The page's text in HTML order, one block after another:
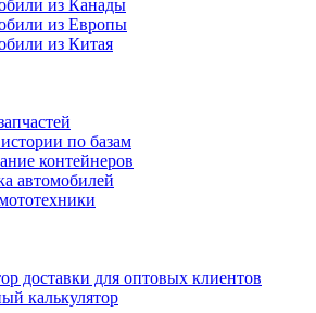
из Канады
из Европы
из Китая
по базам
контейнеров
автомобилей
доставки для оптовых клиентов
калькулятор